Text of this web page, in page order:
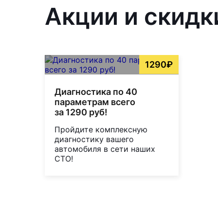
Акции и
1290₽
Диагностика по 40
параметрам всего
за 1290 руб!
Пройдите комплексную
диагностику вашего
автомобиля в сети наших
СТО!